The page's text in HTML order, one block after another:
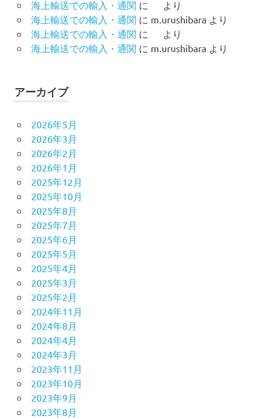
海上輸送での輸入・通関 に
より
海上輸送での輸入・通関 に m.urushibaraより
海上輸送での輸入・通関 に
より
海上輸送での輸入・通関 に m.urushibaraより
アーカイブ
2026年5月
2026年3月
2026年2月
2026年1月
2025年12月
2025年10月
2025年8月
2025年7月
2025年6月
2025年5月
2025年4月
2025年3月
2025年2月
2024年11月
2024年8月
2024年4月
2024年3月
2023年11月
2023年10月
2023年9月
2023年8月